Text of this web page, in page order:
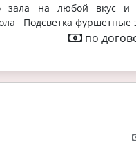
зала на любой вкус
Подсветка фуршетные
по